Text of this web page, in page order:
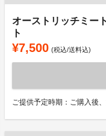
オーストリッチミー
ト
¥7,500 (税込/送料込)
ご提供予定時期：ご購入後